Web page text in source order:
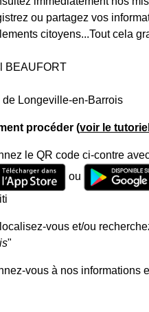
ou partagez vos
citoyens...Tout cela
BEAUFORT
de Longeville-en-Barrois
procéder (voir le
le QR code ci-contre
ou
vous et/ou
"
vous à nos informations